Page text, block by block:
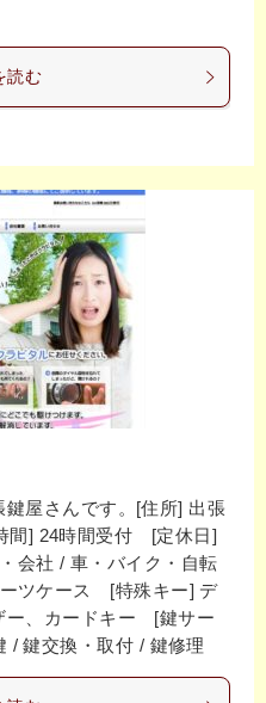
読む
鍵屋さんです。[住所] 出張
] 24時間受付 [定休日]
社 / 車・バイク・自転
ツケース [特殊キー] デ
ー、カードキー [鍵サー
鍵交換・取付 / 鍵修理